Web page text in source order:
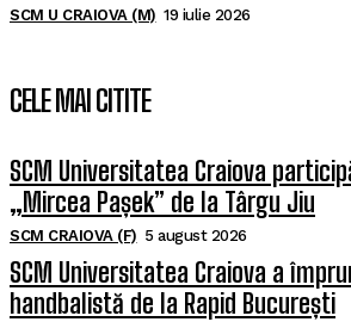
SCM U CRAIOVA (M) 19 iulie 2026
CELE MAI CITITE
SCM Universitatea Craiova
„Mircea Pașek” de la Târgu Jiu
SCM CRAIOVA (F) 5 august 2026
SCM Universitatea Craiova a
handbalistă de la Rapid București